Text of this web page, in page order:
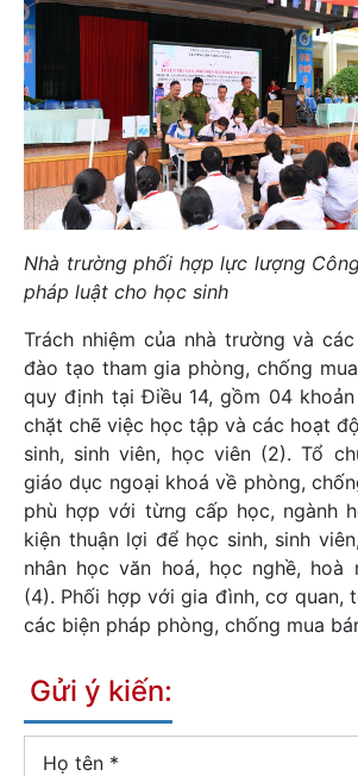
Nhà trường phối hợp lực lượng
pháp luật cho học sinh
Trách nhiệm của nhà trường và
đào tạo tham gia phòng, chống
quy định tại Điều 14, gồm 04 khoản
chặt chẽ việc học tập và các hoạt
sinh, sinh viên, học viên (2). Tổ
giáo dục ngoại khoá về phòng,
phù hợp với từng cấp học, ngành
kiện thuận lợi để học sinh, sinh
nhân học văn hoá, học nghề, hoà
(4). Phối hợp với gia đình, cơ quan,
các biện pháp phòng, chống mua
Gửi ý kiến:
Họ tên *